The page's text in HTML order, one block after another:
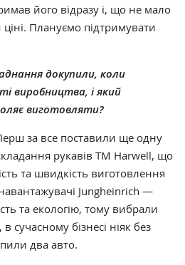
його відразу і, що не мало
Плануємо підтримувати
докупили, коли
виробництва, і який
виготовляти?
за все поставили ще одну
рукавів ТМ Harwell, що
та швидкість виготовлення
Jungheinrich —
та екологію, тому вибрали
сучасному бізнесі ніяк без
два авто.